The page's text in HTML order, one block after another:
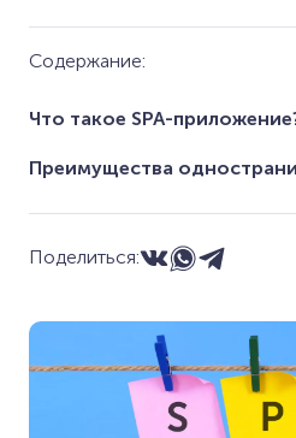
Содержание:
Что такое SPA-
Преимущества
Поделиться: